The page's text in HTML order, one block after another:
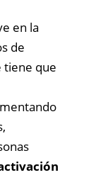
en la
de
tiene que